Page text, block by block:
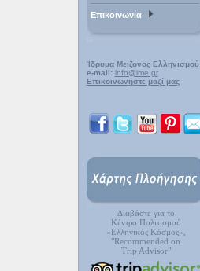
Επικοινωνία
Ίδρυμα Μείζονος Ελληνισμού
e-mail: info@ime.gr
Επικοινωνήστε μαζί μας
Διαβάστε για το
Κέντρο Πολιτισμού
«Ελληνικός Κόσμος»,
"Recommended on
Trip Advisor"